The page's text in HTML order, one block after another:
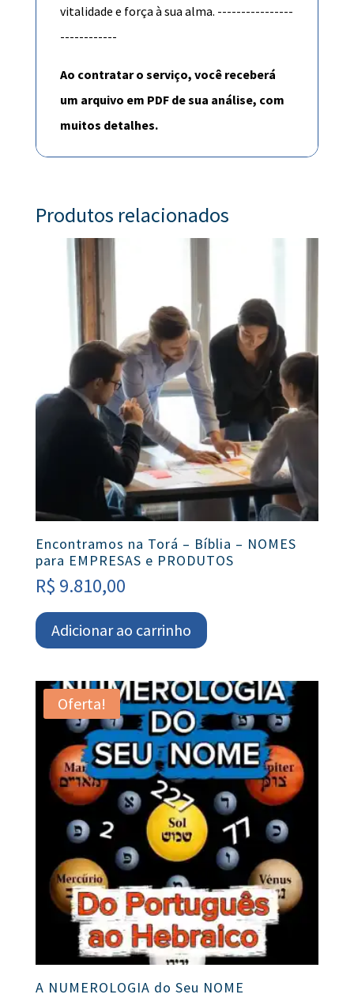
vitalidade e força à sua alma. ----------------
------------
Ao contratar o serviço, você receberá
um arquivo em PDF de sua análise, com
muitos detalhes.
Produtos relacionados
Encontramos na Torá – Bíblia – NOMES
para EMPRESAS e PRODUTOS
R$ 9.810,00
Adicionar ao carrinho
Oferta!
A NUMEROLOGIA do Seu NOME